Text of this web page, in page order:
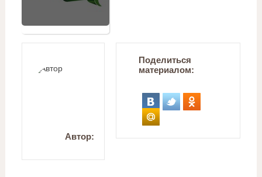
Автор:
Поделиться
материалом: